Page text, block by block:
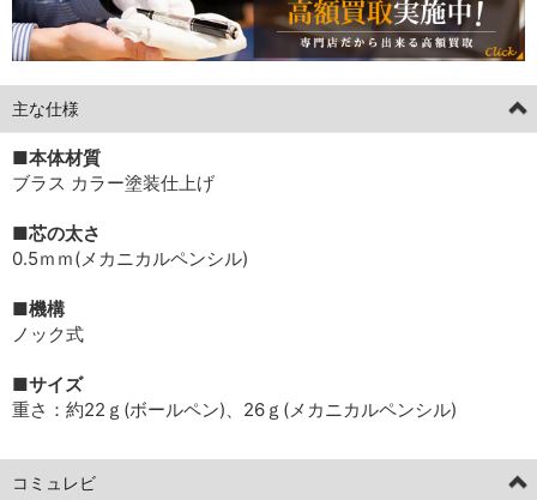
主な仕様
■本体材質
ブラス カラー塗装仕上げ
■芯の太さ
0.5ｍｍ(メカニカルペンシル)
■機構
ノック式
■サイズ
重さ：約22ｇ(ボールペン)、26ｇ(メカニカルペンシル)
コミュレビ